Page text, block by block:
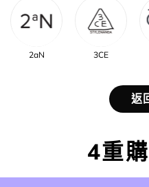
2aN 3CE
返
4重